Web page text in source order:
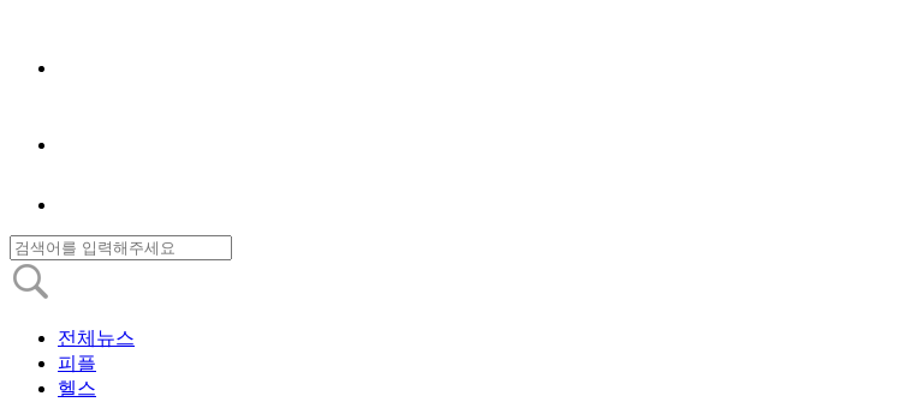
전체뉴스
피플
헬스